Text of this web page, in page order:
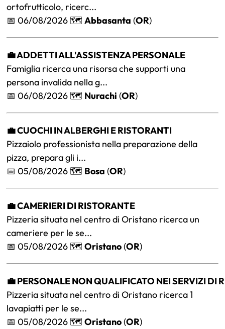
ortofrutticolo, ricerc...
📅 06/08/2026 🗺️Abbasanta (OR)
💼 ADDETTI ALL'ASSISTENZA PERSONALE
Famiglia ricerca una risorsa che supporti una
persona invalida nella g...
📅 06/08/2026 🗺️ Nurachi (OR)
💼 CUOCHI IN ALBERGHI E RISTORANTI
Pizzaiolo professionista nella preparazione della
pizza, prepara gli i...
📅 05/08/2026 🗺️ Bosa (OR)
💼 CAMERIERI DI RISTORANTE
Pizzeria situata nel centro di Oristano ricerca un
cameriere per le se...
📅 05/08/2026 🗺️Oristano(OR)
💼 PERSONALE NON QUALIFICATO NEI SERVIZI DI
Pizzeria situata nel centro di Oristano ricerca 1
lavapiatti per le se...
📅 05/08/2026 🗺️Oristano(OR)